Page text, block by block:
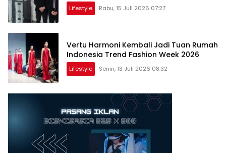
Lifestyle Rabu, 15 Juli 2026 07:27
Vertu Harmoni Kembali Jadi Tuan Rumah
Indonesia Trend Fashion Week 2026
Lifestyle Senin, 13 Juli 2026 08:32